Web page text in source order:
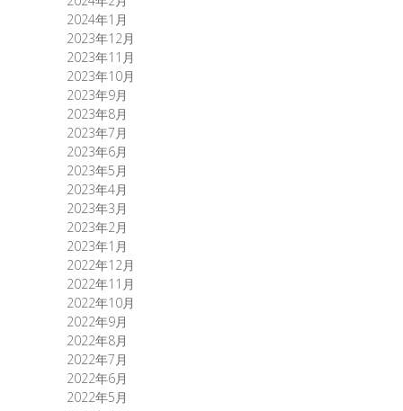
2024年1月
2023年12月
2023年11月
2023年10月
2023年9月
2023年8月
2023年7月
2023年6月
2023年5月
2023年4月
2023年3月
2023年2月
2023年1月
2022年12月
2022年11月
2022年10月
2022年9月
2022年8月
2022年7月
2022年6月
2022年5月